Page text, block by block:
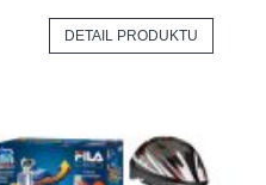
DETAIL PRODUKTU